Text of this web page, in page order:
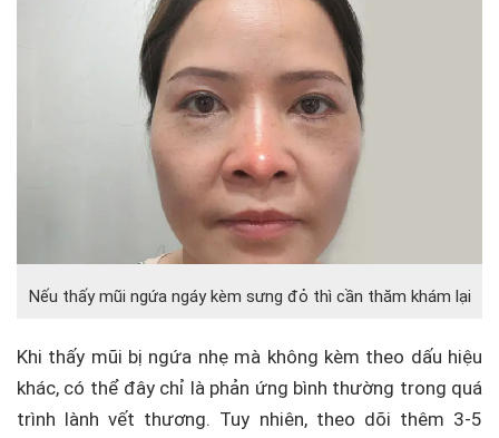
Nếu thấy mũi ngứa ngáy kèm sưng đỏ thì cần thăm khám lại
Khi thấy mũi bị ngứa nhẹ mà không kèm theo dấu hiệu
khác, có thể đây chỉ là phản ứng bình thường trong quá
trình lành vết thương. Tuy nhiên, theo dõi thêm 3-5